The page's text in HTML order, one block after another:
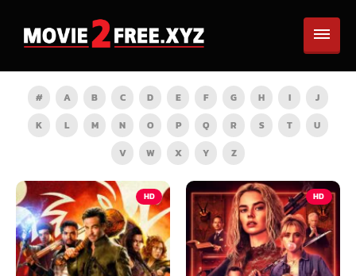
# A B C D E F G H I
J
K
L M N O P Q R S T
U
V
W X Y Z
HD HD